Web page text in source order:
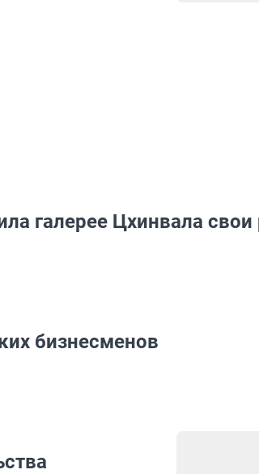
галерее Цхинвала
бизнесменов